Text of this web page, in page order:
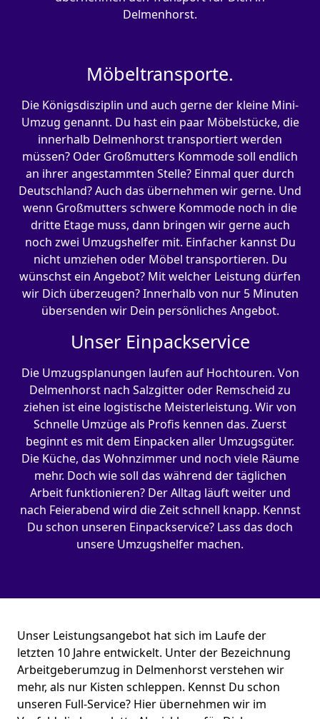
Delmenhorst.
Möbeltransporte.
Die Königsdisziplin und auch gerne der kleine Mini-
Umzug genannt. Du hast ein paar Möbelstücke, die
innerhalb Delmenhorst transportiert werden
müssen? Oder Großmutters Kommode soll endlich
an ihrer angestammten Stelle? Einmal quer durch
Deutschland? Auch das übernehmen wir gerne. Und
wenn Großmutters schwere Kommode noch in die
dritte Etage muss, dann bringen wir gerne auch
noch zwei Umzugshelfer mit. Einfacher kannst Du
nicht umziehen oder Möbel transportieren. Du
wünschst ein Angebot? Mit welcher Leistung dürfen
wir Dich überzeugen? Innerhalb von nur 5 Minuten
übersenden wir Dein persönliches Angebot.
Unser Einpackservice
Die Umzugsplanungen laufen auf Hochtouren. Von
Delmenhorst nach Salzgitter oder Remscheid zu
ziehen ist eine logistische Meisterleistung. Wir von
Schnelle Umzüge als Profis kennen das. Zuerst
beginnt es mit dem Einpacken aller Umzugsgüter.
Die Küche, das Wohnzimmer und noch viele Räume
mehr. Doch wie soll das während der täglichen
Arbeit funktionieren? Der Alltag läuft weiter und
nach Feierabend wird die Zeit schnell knapp. Kennst
Du schon unseren Einpackservice? Lass das doch
unsere Umzugshelfer machen.
Unser Leistungsangebot hat sich im Laufe der
letzten 10 Jahre entwickelt. Unter der Bezeichnung
Arbeitgeberumzug in Delmenhorst verstehen wir
mehr, als nur Kisten schleppen. Kennst Du schon
unseren Full-Service? Hier übernehmen wir im